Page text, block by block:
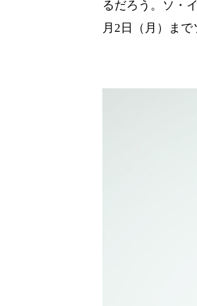
るだろう。ソ・
月2日（月）ま